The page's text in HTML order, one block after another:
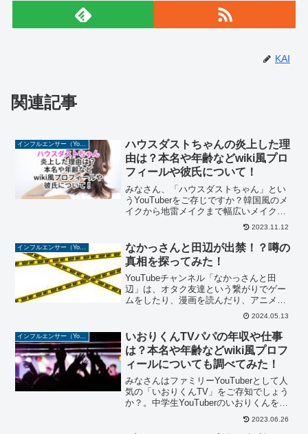
KAI
関連記事
インフルエンサー（YouTuber/TikToker/Instagramer）
ハウスダストちゃんの炎上した理
由は？本名や年齢などwiki風プロ
フィールや彼氏について！
みなさん、「ハウスダストちゃん」とい
うYouTuberをご存じですか？韓国風のメ
イクから地雷メイクまで幅広いメイク方
法を投稿している美容YouTuberです。メ
イク技術が高すぎると話題の「ハウスダ
ストちゃん」。TikTokのフォロワー数は
1...
2023.11.12
なかっさんと田辺が出禁！？噂の
真相を探ってみた！
YouTubeチャンネル「なかっさんと田
辺」は、オタク友達という繋がりでゲー
ムをしたり、漫画を読んだり、アニメを
観たり、アイドルに熱狂したりと様々な
コンテンツを配信しているお笑い芸人の2
人組。お笑い芸人ならではの、間の取り
方、そして話し方や...
2024.05.13
いおりくんTVパパの年収や仕事
は？本名や年齢などwiki風プロフ
ィールについても調べてみた！
みなさんはファミリーYouTuberとして人
気の「いおりくんTV」をご存知でしょう
か？。中学生YouTuberのいおりくんを中
心に家族の日常動画をアップされていま
す。今回は、そんないおりくんTVのパパ
2023.06.26